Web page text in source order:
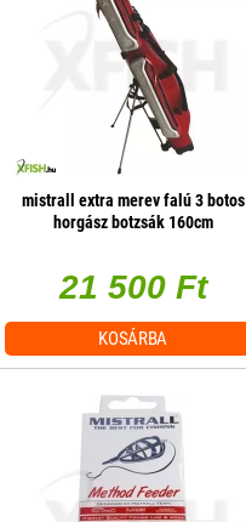
mistrall extra merev falú 3 botos
horgász botzsák 160cm
21 500 Ft
KOSÁRBA